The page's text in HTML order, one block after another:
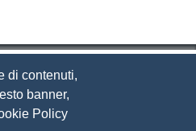
di contenuti,
banner,
Policy